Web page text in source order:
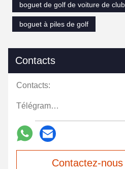
boguet de golf de voiture de club
boguet à piles de golf
Contacts
Contacts:
Télégramme:
Contactez-